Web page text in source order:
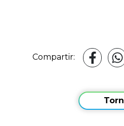
Compartir: